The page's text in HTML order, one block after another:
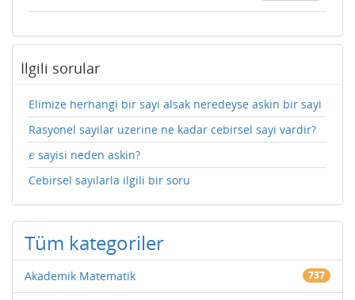
İlgili sorular
Elimize herhangi bir sayi alsak neredeyse askin bir sayi
Rasyonel sayilar uzerine ne kadar cebirsel sayi vardir?
e
e sayisi neden askin?
Cebirsel sayılarla ilgili bir soru
Tüm kategoriler
Akademik Matematik 737